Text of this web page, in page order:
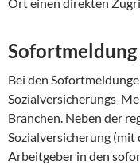
Ort einen direkten
Bei den
Sozialversicherungs-
Branchen. Neben der
Sozialversicherung
Arbeitgeber in den